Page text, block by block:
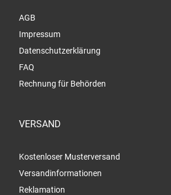
AGB
Impressum
Datenschutzerklärung
FAQ
Rechnung für Behörden
VERSAND
Kostenloser Musterversand
Versandinformationen
Reklamation